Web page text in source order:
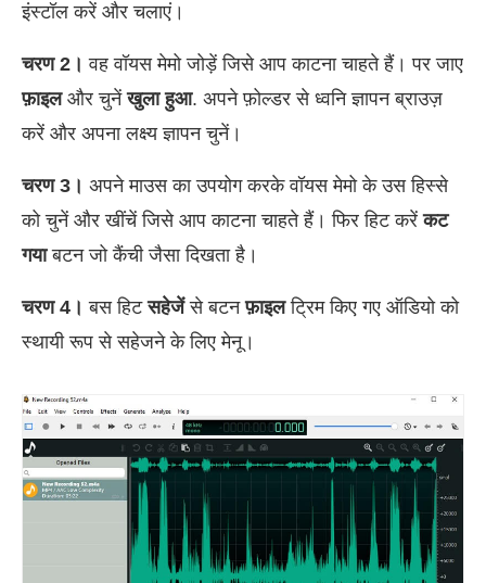
इंस्टॉल करें और चलाएं।
चरण 2। वह वॉयस मेमो जोड़ें जिसे आप काटना चाहते हैं। पर जाए
फ़ाइलऔर चुनेंखुला हुआ. अपने फ़ोल्डर से ध्वनि ज्ञापन ब्राउज़
करें और अपना लक्ष्य ज्ञापन चुनें।
चरण 3। अपने माउस का उपयोग करके वॉयस मेमो के उस हिस्से
को चुनें और खींचें जिसे आप काटना चाहते हैं। फिर हिट करेंकट
गयाबटन जो कैंची जैसा दिखता है।
चरण 4। बस हिटसहेजेंसे बटनफ़ाइलट्रिम किए गए ऑडियो को
स्थायी रूप से सहेजने के लिए मेनू।